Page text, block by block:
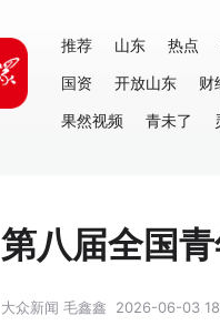
推荐 山东 热点
国资
开放山东 财
果然视频
青未了
第八届全国
大众新闻 毛鑫鑫 2026-06-03